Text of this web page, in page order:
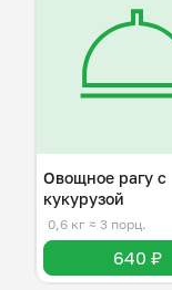
Овощное рагу с
кукурузой
0,6 кг ≈ 3 порц.
640 ₽